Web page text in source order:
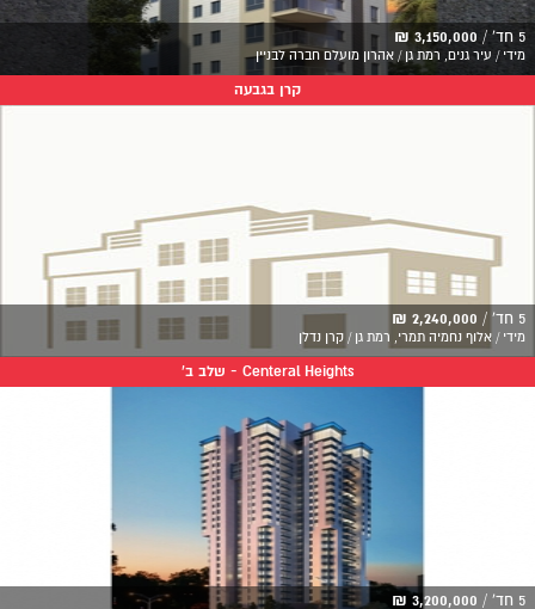
5 חד' / 3,150,000 ₪
מידי / עיר גנים, רמת גן / אהרון מועלם חברה לבניין
קרן בגבעה
5 חד' / 2,240,000 ₪
מידי / אלוף נחמיה תמרי, רמת גן / קרן נדלן
Centeral Heights - שלב ב'
5 חד' / 3,200,000 ₪